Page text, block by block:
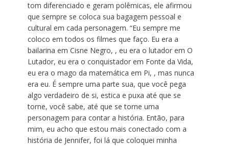
tom diferenciado e geram polêmicas, ele afirmou
que sempre se coloca sua bagagem pessoal e
cultural em cada personagem. “Eu sempre me
coloco em todos os filmes que faço. Eu era a
bailarina em Cisne Negro, , eu era o lutador em O
Lutador, eu era o conquistador em Fonte da Vida,
eu era o mago da matemática em Pi, , mas nunca
era eu. É sempre uma parte sua, que você pega
algo verdadeiro de si, estica e puxa até que se
torne, você sabe, até que se torne uma
personagem para contar a história. Então, para
mim, eu acho que estou mais conectado com a
história de Jennifer, foi lá que coloquei minha